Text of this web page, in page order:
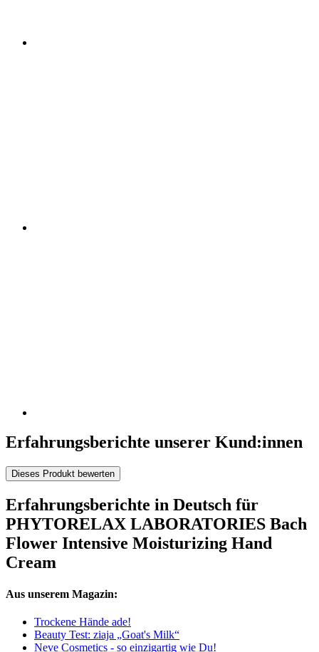
Erfahrungsberichte unserer Kund:innen
Dieses Produkt bewerten
Erfahrungsberichte in Deutsch für
PHYTORELAX LABORATORIES Bach
Flower Intensive Moisturizing Hand
Cream
Aus unserem Magazin:
Trockene Hände ade!
Beauty Test: ziaja „Goat's Milk“
Neve Cosmetics - so einzigartig wie Du!